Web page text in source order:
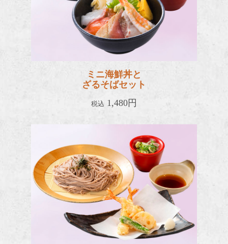
ミニ海鮮丼と
ざるそばセット
税込 1,480円